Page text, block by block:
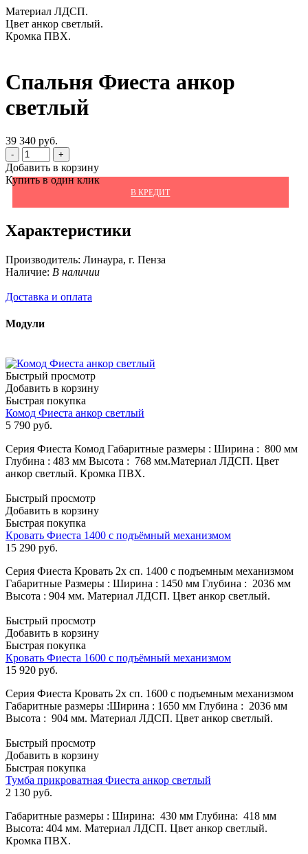
Материал ЛДСП.
Цвет анкор светлый.
Кромка ПВХ.
Спальня Фиеста анкор
светлый
39 340 руб.
- +
Добавить в корзину
Купить в один клик
В КРЕДИТ
Характеристики
Производитель: Линаура, г. Пенза
Наличие: В наличии
Доставка и оплата
Модули
Быстрый просмотр
Добавить в корзину
Быстрая покупка
Комод Фиеста анкор светлый
5 790 руб.
Серия Фиеста Комод Габаритные размеры : Ширина : 800 мм
Глубина : 483 мм Высота : 768 мм.Материал ЛДСП. Цвет
анкор светлый. Кромка ПВХ.
Быстрый просмотр
Добавить в корзину
Быстрая покупка
Кровать Фиеста 1400 с подъёмный механизмом
15 290 руб.
Серия Фиеста Кровать 2х сп. 1400 с подъемным механизмом
Габаритные Размеры : Ширина : 1450 мм Глубина : 2036 мм
Высота : 904 мм. Материал ЛДСП. Цвет анкор светлый.
Быстрый просмотр
Добавить в корзину
Быстрая покупка
Кровать Фиеста 1600 с подъёмный механизмом
15 920 руб.
Серия Фиеста Кровать 2х сп. 1600 с подъемным механизмом
Габаритные размеры :Ширина : 1650 мм Глубина : 2036 мм
Высота : 904 мм. Материал ЛДСП. Цвет анкор светлый.
Быстрый просмотр
Добавить в корзину
Быстрая покупка
Тумба прикроватная Фиеста анкор светлый
2 130 руб.
Габаритные размеры : Ширина: 430 мм Глубина: 418 мм
Высота: 404 мм. Материал ЛДСП. Цвет анкор светлый.
Кромка ПВХ.